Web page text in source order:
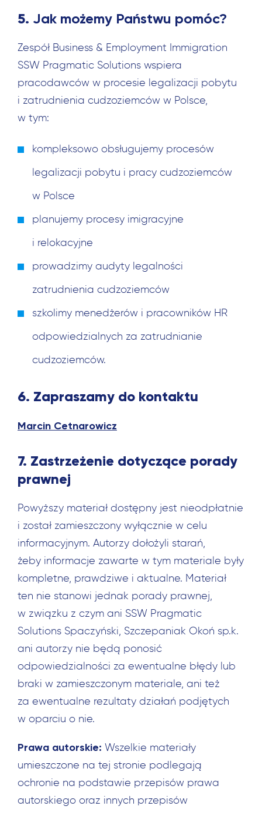
Szukaj:
5. Jak możemy Państwu pomóc?
Zespół Business & Employment Immigration
SSW Pragmatic Solutions wspiera
pracodawców w procesie legalizacji pobytu
i zatrudnienia cudzoziemców w Polsce,
w tym:
kompleksowo obsługujemy procesów
legalizacji pobytu i pracy cudzoziemców
w Polsce
planujemy procesy imigracyjne
i relokacyjne
prowadzimy audyty legalności
zatrudnienia cudzoziemców
szkolimy menedżerów i pracowników HR
odpowiedzialnych za zatrudnianie
cudzoziemców.
6. Zapraszamy do kontaktu
Marcin Cetnarowicz
7. Zastrzeżenie dotyczące porady
prawnej
Powyższy materiał dostępny jest nieodpłatnie
i został zamieszczony wyłącznie w celu
informacyjnym. Autorzy dołożyli starań,
żeby informacje zawarte w tym materiale były
kompletne, prawdziwe i aktualne. Materiał
ten nie stanowi jednak porady prawnej,
w związku z czym ani SSW Pragmatic
Solutions Spaczyński, Szczepaniak Okoń sp.k.
ani autorzy nie będą ponosić
odpowiedzialności za ewentualne błędy lub
braki w zamieszczonym materiale, ani też
za ewentualne rezultaty działań podjętych
w oparciu o nie.
Prawa autorskie: Wszelkie materiały
umieszczone na tej stronie podlegają
ochronie na podstawie przepisów prawa
autorskiego oraz innych przepisów